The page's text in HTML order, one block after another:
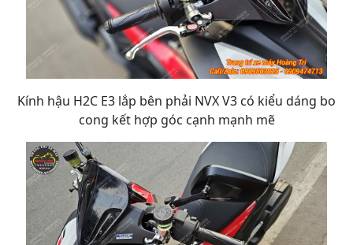
Kính hậu H2C E3 lắp bên phải NVX V3 có kiểu dáng bo
cong kết hợp góc cạnh mạnh mẽ